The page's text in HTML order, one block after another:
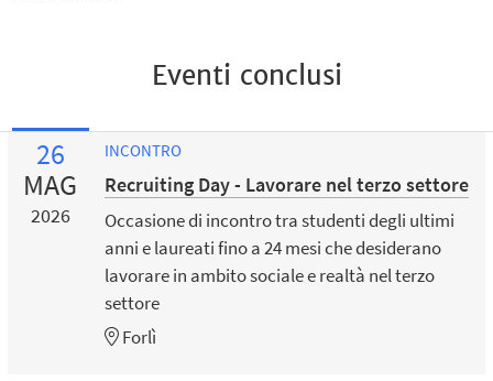
Eventi conclusi
26
MAG
2026
INCONTRO
Recruiting Day - Lavorare nel terzo settore
Occasione di incontro tra studenti degli ultimi
anni e laureati fino a 24 mesi che desiderano
lavorare in ambito sociale e realtà nel terzo
settore
Forlì